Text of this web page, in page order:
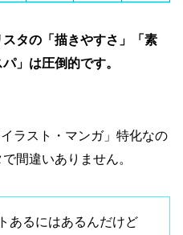
タの「描きやすさ」「素
」は圧倒的です。
ラスト・マンガ」特化なの
間違いありません。
あるにはあるんだけど